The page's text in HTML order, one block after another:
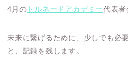
4月の トルネードアカデミー代表者
未来に繋げるために、少しでも必
と、記録を残します。